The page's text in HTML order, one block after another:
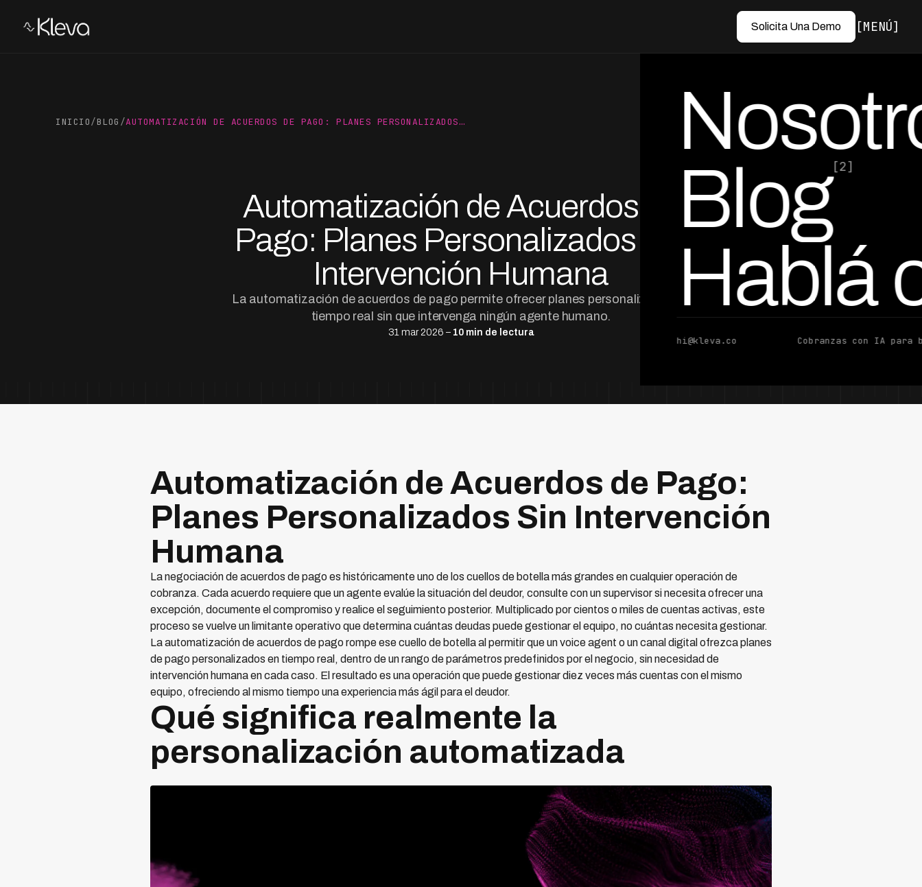
Solicita Una Demo MENÚ
Blog[2]
Hablá
hi@kleva.co Cobranzas con IA para
INICIO/BLOG /AUTOMATIZACIÓN DE ACUERDOS DE PAGO: PLANES PERSONALIZADOS…
Automatización de Acuerdos de
Pago: Planes Personalizados Sin
Intervención Humana
La automatización de acuerdos de pago permite ofrecer planes personalizados en
tiempo real sin que intervenga ningún agente humano.
31 mar 2026 – 10 min de lectura
por Ed Escobar
Co-Founder & CEO
Automatización de Acuerdos de Pago:
Planes Personalizados Sin Intervención
Humana
La negociación de acuerdos de pago es históricamente uno de los cuellos de botella más grandes en cualquier operación de
cobranza. Cada acuerdo requiere que un agente evalúe la situación del deudor, consulte con un supervisor si necesita ofrecer una
excepción, documente el compromiso y realice el seguimiento posterior. Multiplicado por cientos o miles de cuentas activas, este
proceso se vuelve un limitante operativo que determina cuántas deudas puede gestionar el equipo, no cuántas necesita gestionar.
La automatización de acuerdos de pago rompe ese cuello de botella al permitir que un voice agent o un canal digital ofrezca planes
de pago personalizados en tiempo real, dentro de un rango de parámetros predefinidos por el negocio, sin necesidad de
intervención humana en cada caso. El resultado es una operación que puede gestionar diez veces más cuentas con el mismo
equipo, ofreciendo al mismo tiempo una experiencia más ágil para el deudor.
Qué significa realmente la
personalización automatizada